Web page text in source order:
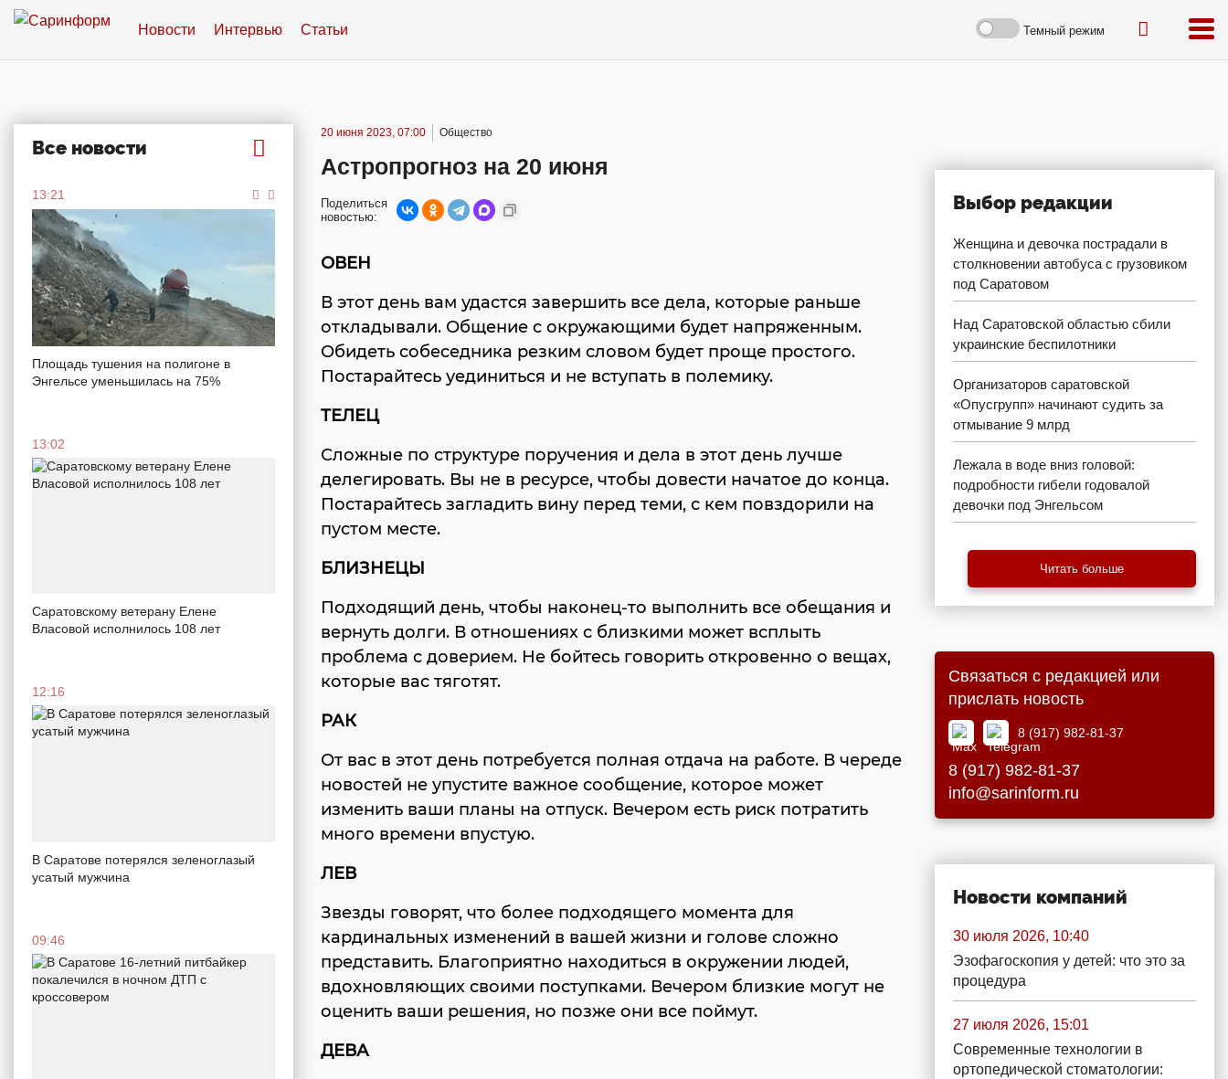
Новости Интервью Статьи Темный режим
Все новости
13:21
Площадь тушения на полигоне в
Энгельсе уменьшилась на 75%
13:02
Саратовскому ветерану Елене
Власовой исполнилось 108 лет
12:16
В Саратове потерялся зеленоглазый
усатый мужчина
09:46
20 июня 2023, 07:00 Общество
Астропрогноз на 20 июня
Поделиться
новостью:
ОВЕН
В этот день вам удастся завершить все дела, которые раньше
откладывали. Общение с окружающими будет напряженным.
Обидеть собеседника резким словом будет проще простого.
Постарайтесь уединиться и не вступать в полемику.
ТЕЛЕЦ
Сложные по структуре поручения и дела в этот день лучше
делегировать. Вы не в ресурсе, чтобы довести начатое до конца.
Постарайтесь загладить вину перед теми, с кем повздорили на
пустом месте.
БЛИЗНЕЦЫ
Подходящий день, чтобы наконец-то выполнить все обещания и
вернуть долги. В отношениях с близкими может всплыть
проблема с доверием. Не бойтесь говорить откровенно о вещах,
которые вас тяготят.
РАК
От вас в этот день потребуется полная отдача на работе. В череде
новостей не упустите важное сообщение, которое может
изменить ваши планы на отпуск. Вечером есть риск потратить
много времени впустую.
ЛЕВ
Звезды говорят, что более подходящего момента для
кардинальных изменений в вашей жизни и голове сложно
представить. Благоприятно находиться в окружении людей,
вдохновляющих своими поступками. Вечером близкие могут не
оценить ваши решения, но позже они все поймут.
ДЕВА
Выбор редакции
Женщина и девочка пострадали в
столкновении автобуса с грузовиком
под Саратовом
Над Саратовской областью сбили
украинские беспилотники
Организаторов саратовской
«Опусгрупп» начинают судить за
отмывание 9 млрд
Лежала в воде вниз головой:
подробности гибели годовалой
девочки под Энгельсом
Читать больше
Связаться с редакцией или
прислать новость
8 (917) 982-81-37
8 (917) 982-81-37
info@sarinform.ru
Новости компаний
30 июля 2026, 10:40
Эзофагоскопия у детей: что это за
процедура
27 июля 2026, 15:01
Современные технологии в
ортопедической стоматологии: